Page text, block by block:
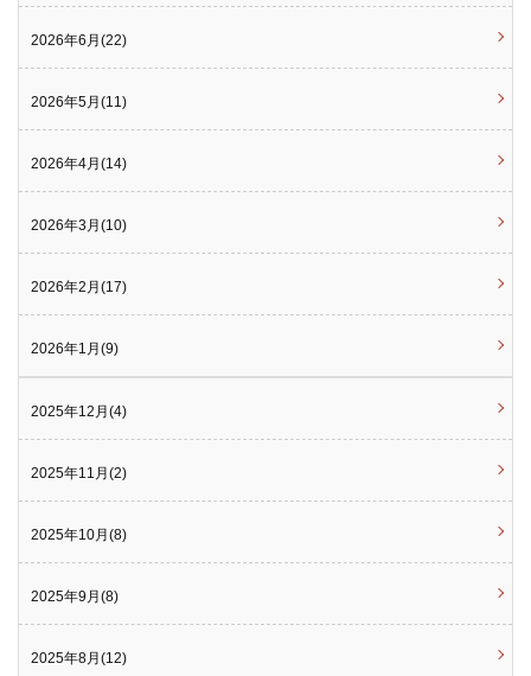
2026年6月(22)
2026年5月(11)
2026年4月(14)
2026年3月(10)
2026年2月(17)
2026年1月(9)
2025年12月(4)
2025年11月(2)
2025年10月(8)
2025年9月(8)
2025年8月(12)